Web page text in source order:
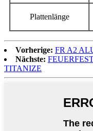
Plattenlänge
Vorherige: FR A2
Nächste:
TITANIZE